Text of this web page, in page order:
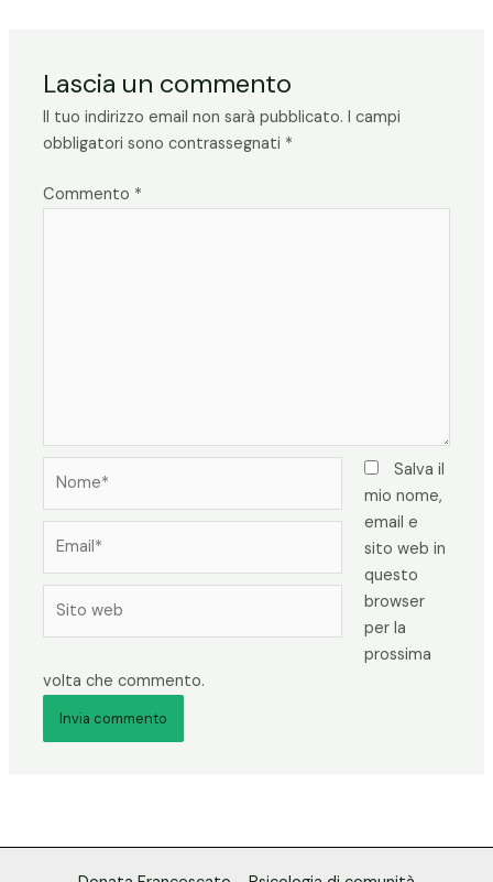
Lascia un commento
Il tuo indirizzo email non sarà pubblicato. I campi
obbligatori sono contrassegnati *
Commento *
web
Salva il
mio nome,
email e
sito web in
questo
browser
per la
prossima
volta che commento.